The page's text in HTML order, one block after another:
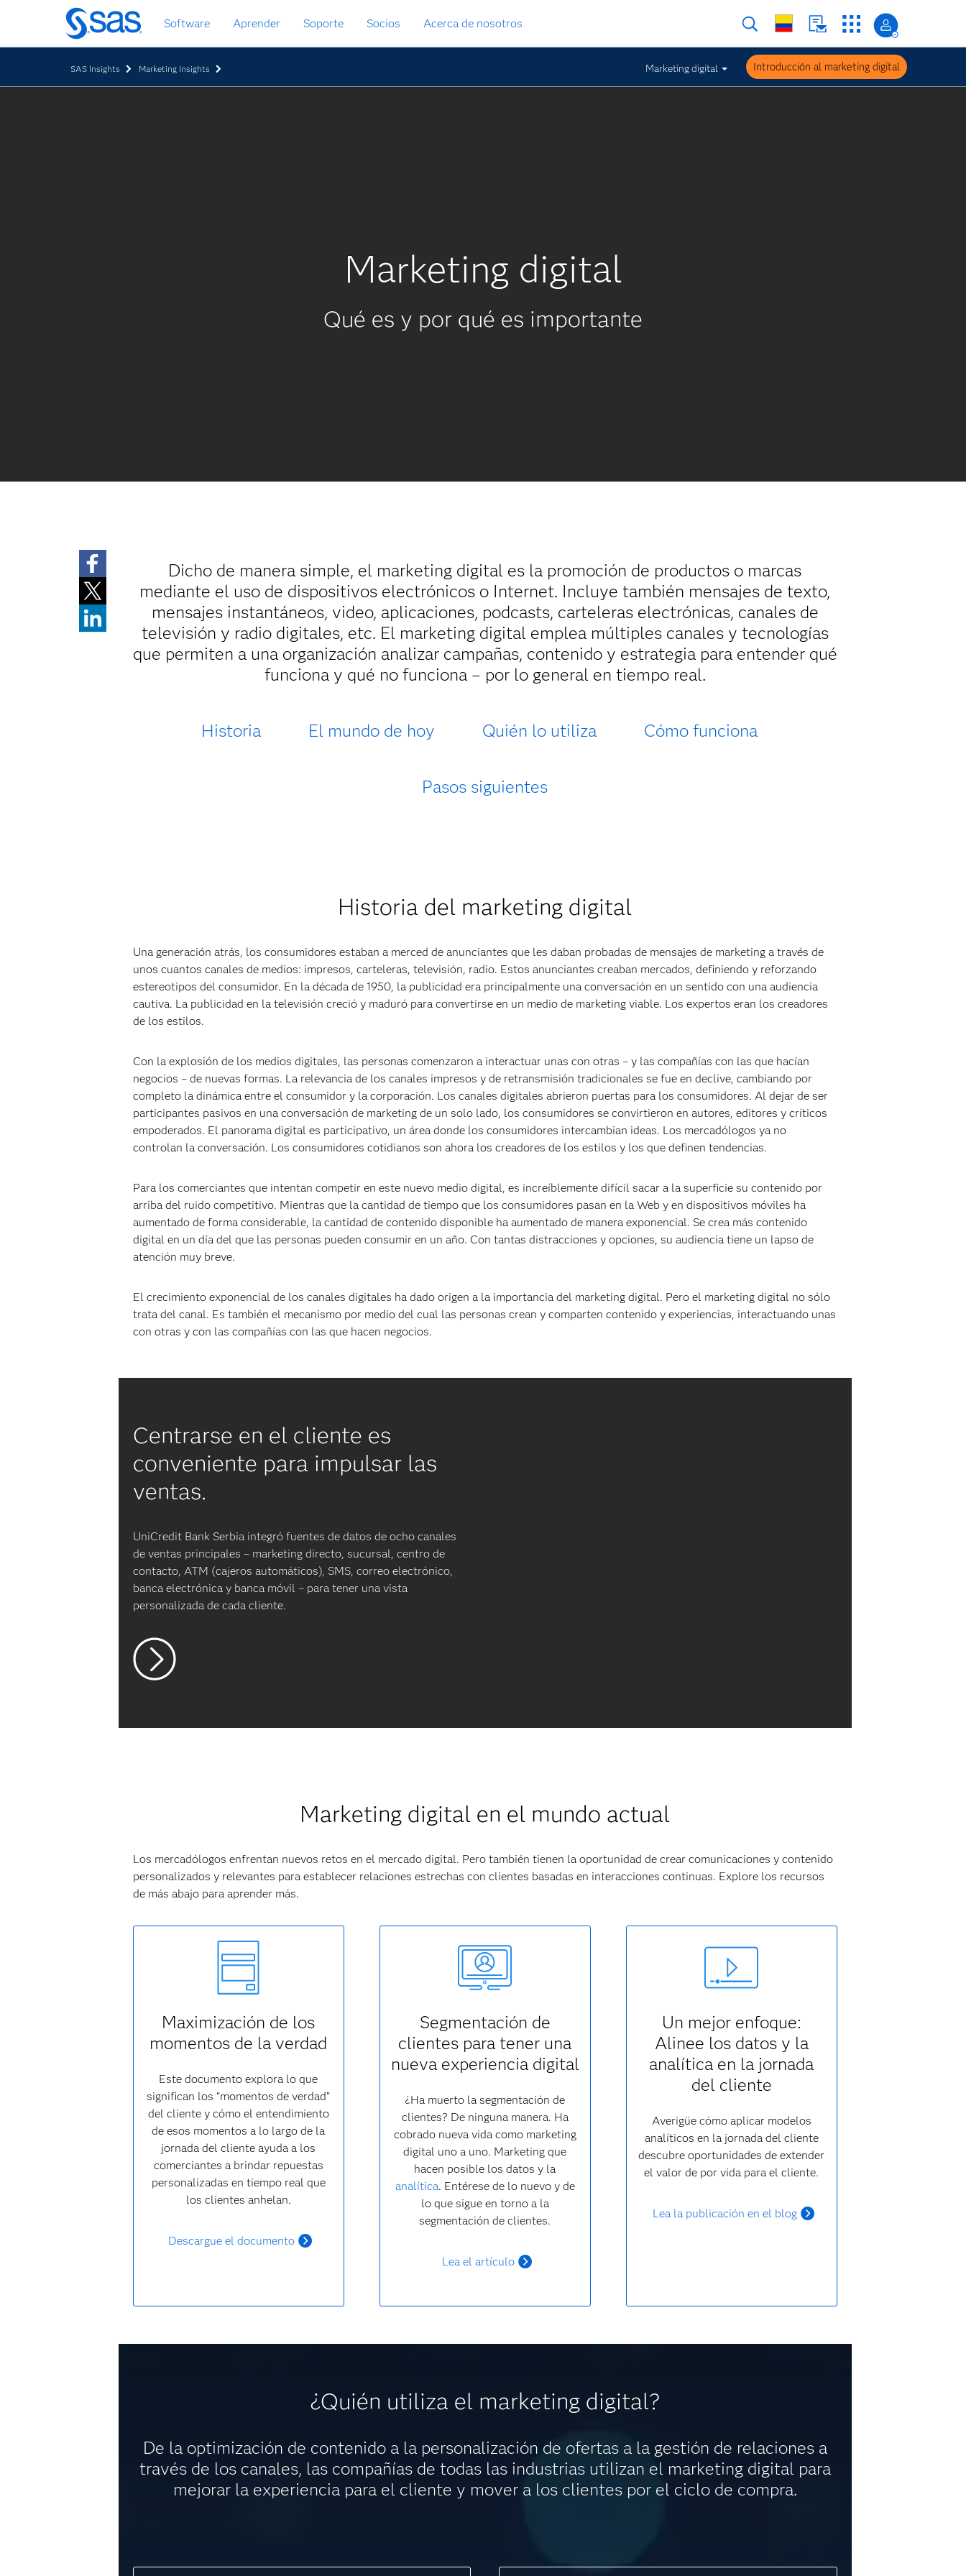
al
contenido
Software Aprender Soporte Socios Acerca de nosotros
SAS Insights Marketing Insights Marketing digital Introducción al marketing digital
Marketing digital
Qué es y por qué es importante
Dicho de manera simple, el marketing digital es la promoción de productos o marcas
mediante el uso de dispositivos electrónicos o Internet. Incluye también mensajes de texto,
mensajes instantáneos, video, aplicaciones, podcasts, carteleras electrónicas, canales de
televisión y radio digitales, etc. El marketing digital emplea múltiples canales y tecnologías
que permiten a una organización analizar campañas, contenido y estrategia para entender qué
funciona y qué no funciona – por lo general en tiempo real.
Historia El mundo de hoy Quién lo utiliza Cómo funciona
Pasos siguientes
Historia del marketing digital
Una generación atrás, los consumidores estaban a merced de anunciantes que les daban probadas de mensajes de marketing a través de
unos cuantos canales de medios: impresos, carteleras, televisión, radio. Estos anunciantes creaban mercados, definiendo y reforzando
estereotipos del consumidor. En la década de 1950, la publicidad era principalmente una conversación en un sentido con una audiencia
cautiva. La publicidad en la televisión creció y maduró para convertirse en un medio de marketing viable. Los expertos eran los creadores
de los estilos.
Con la explosión de los medios digitales, las personas comenzaron a interactuar unas con otras – y las compañías con las que hacían
negocios – de nuevas formas. La relevancia de los canales impresos y de retransmisión tradicionales se fue en declive, cambiando por
completo la dinámica entre el consumidor y la corporación. Los canales digitales abrieron puertas para los consumidores. Al dejar de ser
participantes pasivos en una conversación de marketing de un solo lado, los consumidores se convirtieron en autores, editores y críticos
empoderados. El panorama digital es participativo, un área donde los consumidores intercambian ideas. Los mercadólogos ya no
controlan la conversación. Los consumidores cotidianos son ahora los creadores de los estilos y los que definen tendencias.
Para los comerciantes que intentan competir en este nuevo medio digital, es increíblemente difícil sacar a la superficie su contenido por
arriba del ruido competitivo. Mientras que la cantidad de tiempo que los consumidores pasan en la Web y en dispositivos móviles ha
aumentado de forma considerable, la cantidad de contenido disponible ha aumentado de manera exponencial. Se crea más contenido
digital en un día del que las personas pueden consumir en un año. Con tantas distracciones y opciones, su audiencia tiene un lapso de
atención muy breve.
El crecimiento exponencial de los canales digitales ha dado origen a la importancia del marketing digital. Pero el marketing digital no sólo
trata del canal. Es también el mecanismo por medio del cual las personas crean y comparten contenido y experiencias, interactuando unas
con otras y con las compañías con las que hacen negocios.
Centrarse en el cliente es
conveniente para impulsar las
ventas.
UniCredit Bank Serbia integró fuentes de datos de ocho canales
de ventas principales – marketing directo, sucursal, centro de
contacto, ATM (cajeros automáticos), SMS, correo electrónico,
banca electrónica y banca móvil – para tener una vista
personalizada de cada cliente.
Marketing digital en el mundo actual
Los mercadólogos enfrentan nuevos retos en el mercado digital. Pero también tienen la oportunidad de crear comunicaciones y contenido
personalizados y relevantes para establecer relaciones estrechas con clientes basadas en interacciones continuas. Explore los recursos
de más abajo para aprender más.
Maximización de los
momentos de la verdad
Este documento explora lo que
significan los “momentos de verdad”
del cliente y cómo el entendimiento
de esos momentos a lo largo de la
jornada del cliente ayuda a los
comerciantes a brindar repuestas
personalizadas en tiempo real que
los clientes anhelan.
Descargue el documento
Segmentación de
clientes para tener una
nueva experiencia digital
¿Ha muerto la segmentación de
clientes? De ninguna manera. Ha
cobrado nueva vida como marketing
digital uno a uno. Marketing que
hacen posible los datos y la
analítica. Entérese de lo nuevo y de
lo que sigue en torno a la
segmentación de clientes.
Lea el artículo
Un mejor enfoque:
Alinee los datos y la
analítica en la jornada
del cliente
Averigüe cómo aplicar modelos
analíticos en la jornada del cliente
descubre oportunidades de extender
el valor de por vida para el cliente.
Lea la publicación en el blog
¿Quién utiliza el marketing digital?
De la optimización de contenido a la personalización de ofertas a la gestión de relaciones a
través de los canales, las compañías de todas las industrias utilizan el marketing digital para
mejorar la experiencia para el cliente y mover a los clientes por el ciclo de compra.